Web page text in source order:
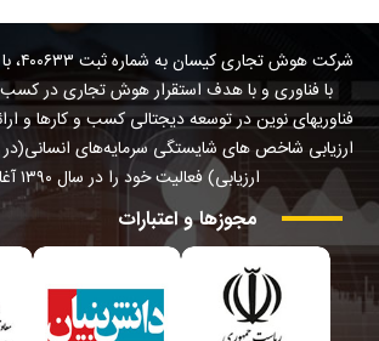
شرکت
با فناوری و با هدف استقرار هوش تجاری در کسب
فناوریهای نوین در توسعه دیجتالی کسب و کارها و
ارزیابی شاخص های شایستگی سرمایه‌های
ارزیابی) فعالیت خود را در سال ۱۳۹۰ آغاز نمود.
مجوزها و اعتبارات